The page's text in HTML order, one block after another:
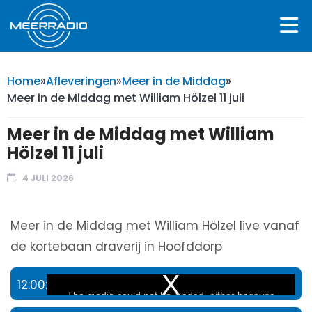
Home»Afleveringen»Meer in de Middag»
Meer in de Middag met William Hölzel 11 juli
Meer in de Middag met William
Hölzel 11 juli
4 JULI 2026
Meer in de Middag met William Hölzel live vanaf
de kortebaan draverij in Hoofddorp
12:00:
is
The media could not be loaded, either because